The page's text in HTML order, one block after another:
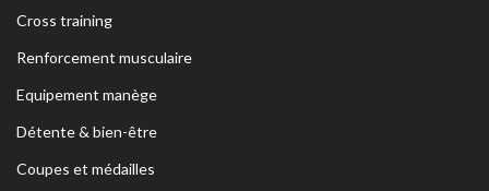
Cross training
Renforcement musculaire
Equipement manège
Détente & bien-être
Coupes et médailles